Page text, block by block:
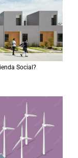
Social?